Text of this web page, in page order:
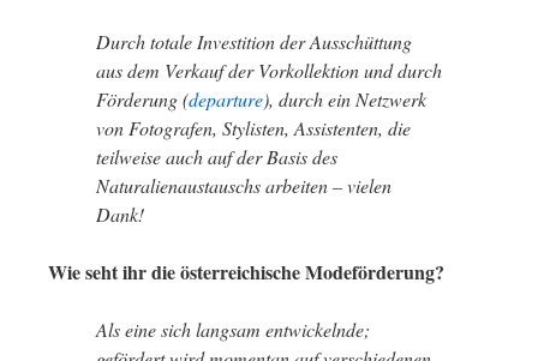
Durch totale Investition der Ausschüttung
aus dem Verkauf der Vorkollektion und durch
Förderung (departure), durch ein Netzwerk
von Fotografen, Stylisten, Assistenten, die
teilweise auch auf der Basis des
Naturalienaustauschs arbeiten – vielen
Dank!
Wie seht ihr die österreichische Modeförderung?
Als eine sich langsam entwickelnde;